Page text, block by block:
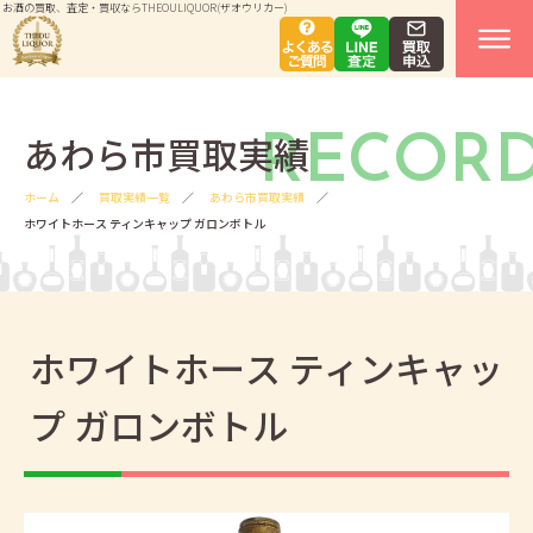
お酒の買取、査定・買収ならTHEOULIQUOR(ザオウリカー)
あわら市買取実績
ホーム 買取実績一覧
あわら市買取実績
ホワイトホース ティンキャップ ガロンボトル
ホワイトホース ティンキャッ
プ ガロンボトル